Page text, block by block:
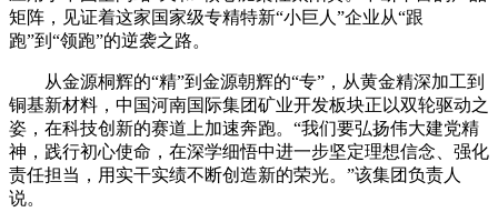
矩阵，见证着这家国家级专精特新“小巨人”企业从“跟
跑”到“领跑”的逆袭之路。
从金源桐辉的“精”到金源朝辉的“专”，从黄金精深加工到
铜基新材料，中国河南国际集团矿业开发板块正以双轮驱动之
姿，在科技创新的赛道上加速奔跑。“我们要弘扬伟大建党精
神，践行初心使命，在深学细悟中进一步坚定理想信念、强化
责任担当，用实干实绩不断创造新的荣光。”该集团负责人
说。